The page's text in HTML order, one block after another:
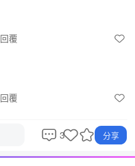
回覆
回覆
3 分享